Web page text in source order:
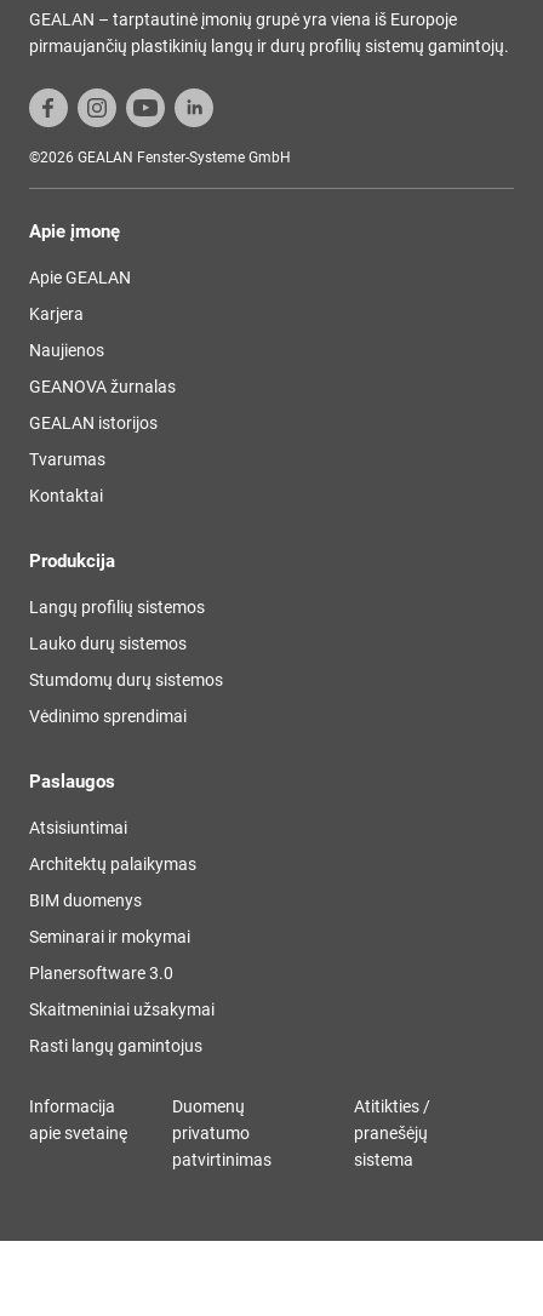
GEALAN – tarptautinė įmonių grupė yra viena iš Europoje
pirmaujančių plastikinių langų ir durų profilių sistemų gamintojų.
©2026 GEALAN Fenster-Systeme GmbH
Apie įmonę
Apie GEALAN
Karjera
Naujienos
GEANOVA žurnalas
GEALAN istorijos
Tvarumas
Kontaktai
Produkcija
Langų profilių sistemos
Lauko durų sistemos
Stumdomų durų sistemos
Vėdinimo sprendimai
Paslaugos
Atsisiuntimai
Architektų palaikymas
BIM duomenys
Seminarai ir mokymai
Planersoftware 3.0
Skaitmeniniai užsakymai
Rasti langų gamintojus
Informacija
apie svetainę
Duomenų
privatumo
patvirtinimas
Atitikties /
pranešėjų
sistema